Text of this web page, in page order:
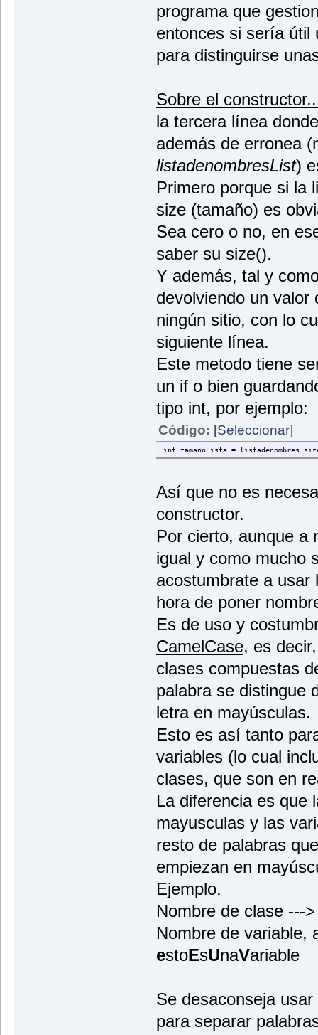
System.out.println ("Elemento
System.out.println ("Elemento
System.out.println ("Elemento
} //Cierre del main
} //Cierre de la clase
programa que
entonces si sería útil
para distinguirse
Sobre el
la tercera línea
además de erronea
listadenombresList)
Primero porque si la
size (tamaño) es
Sea cero o no, en
saber su size().
Y además, tal y
devolviendo un valor
ningún sitio, con lo
siguiente línea.
Este metodo tiene
un if o bien
tipo int, por ejemplo:
Código: [Seleccionar]
int tamanoLista =
Así que no es
constructor.
Por cierto, aunque a
igual y como mucho
acostumbrate a usar
hora de poner
Es de uso y
CamelCase, es
clases compuestas
palabra se distingue
letra en mayúsculas.
Esto es así tanto
variables (lo cual
clases, que son en
La diferencia es que
mayusculas y las
resto de palabras
empiezan en
Ejemplo.
Nombre de clase ---
Nombre de variable,
estoEsUnaVariable
Se desaconseja
para separar